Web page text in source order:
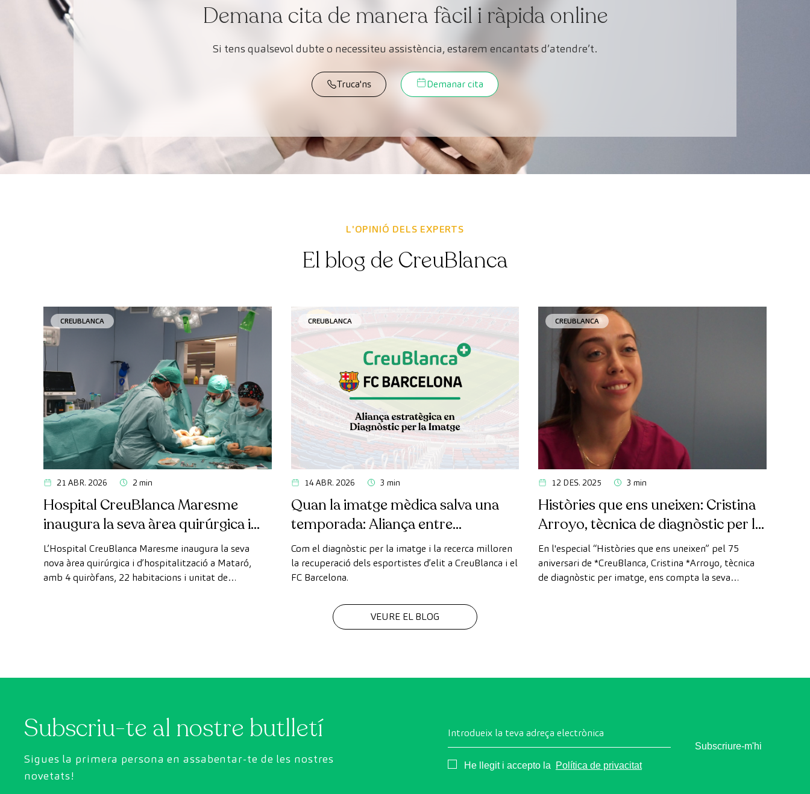
Demana cita de manera fàcil i ràpida online
Si tens qualsevol dubte o necessiteu assistència, estarem encantats d’atendre’t.
Truca'ns Demanar cita
L'OPINIÓ DELS EXPERTS
El blog de CreuBlanca
CREUBLANCA
21 ABR. 2026 2 min
Hospital CreuBlanca Maresme
inaugura la seva àrea quirúrgica i
d’hospitalització
L’Hospital CreuBlanca Maresme inaugura la seva
nova àrea quirúrgica i d’hospitalització a Mataró,
amb 4 quiròfans, 22 habitacions i unitat de
CREUBLANCA
14 ABR. 2026 3 min
Quan la imatge mèdica salva una
temporada: Aliança entre
CreuBlanca i el FC Barcelona
Com el diagnòstic per la imatge i la recerca milloren
la recuperació dels esportistes d’elit a CreuBlanca i el
FC Barcelona.
CREUBLANCA
12 DES. 2025 3 min
Històries que ens uneixen: Cristina
Arroyo, tècnica de diagnòstic per la
imatge
En l'especial “Històries que ens uneixen” pel 75
aniversari de *CreuBlanca, Cristina *Arroyo, tècnica
de diagnòstic per imatge, ens compta la seva
VEURE EL BLOG
Subscriu-te al nostre butlletí
Sigues la primera persona en assabentar-te de les nostres
novetats!
Introdueix la teva adreça electrònica
Consentimiento
He llegit i accepto la Política de privacitat
Subscriure-m'hi